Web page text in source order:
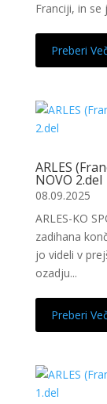
Franciji, in se
Preberi Več
ARLES
NOVO 2.del
08.09.2025
ARLES-KO
zadihana
jo videli v
ozadju...
Preberi Več